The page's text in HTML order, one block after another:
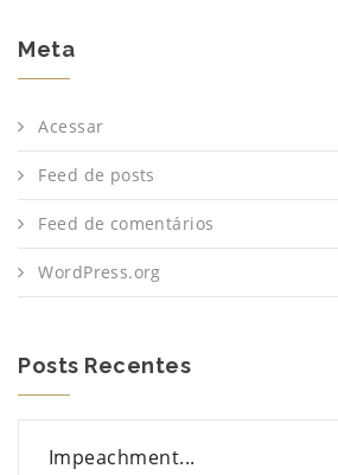
Meta
Acessar
Feed de posts
Feed de comentários
WordPress.org
Posts Recentes
Impeachment...